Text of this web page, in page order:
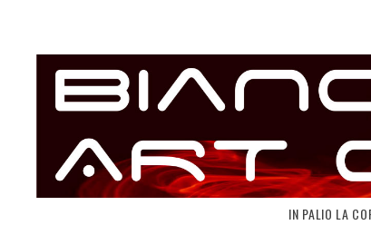
content
IN PALIO LA